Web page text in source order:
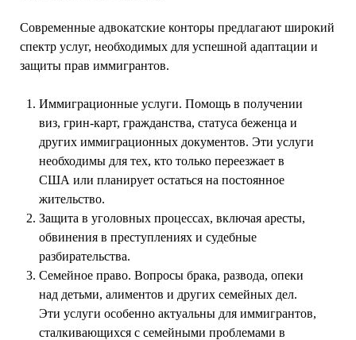
Современные адвокатские конторы предлагают широкий
спектр услуг, необходимых для успешной адаптации и
защиты прав иммигрантов.
Иммиграционные услуги. Помощь в получении
виз, грин-карт, гражданства, статуса беженца и
других иммиграционных документов. Эти услуги
необходимы для тех, кто только переезжает в
США или планирует остаться на постоянное
жительство.
Защита в уголовных процессах, включая аресты,
обвинения в преступлениях и судебные
разбирательства.
Семейное право. Вопросы брака, развода, опеки
над детьми, алиментов и других семейных дел.
Эти услуги особенно актуальны для иммигрантов,
сталкивающихся с семейными проблемами в